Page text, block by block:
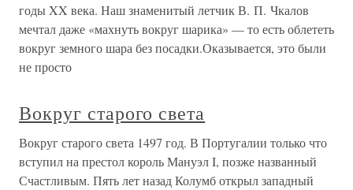
годы XX века. Наш знаменитый летчик В. П. Чкалов
мечтал даже «махнуть вокруг шарика» — то есть облететь
вокруг земного шара без посадки.Оказывается, это были
не просто
Вокруг старого света
Вокруг старого света 1497 год. В Португалии только что
вступил на престол король Мануэл I, позже названный
Счастливым. Пять лет назад Колумб открыл западный